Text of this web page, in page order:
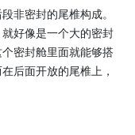
密封的尾椎构成。
好像是一个大的密封
密封舱里面就能够搭
后面开放的尾椎上，